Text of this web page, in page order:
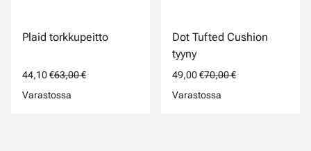
Plaid torkkupeitto
44,10 €63,00 €
Varastossa
Dot Tufted Cushion
tyyny
49,00 €70,00 €
Varastossa